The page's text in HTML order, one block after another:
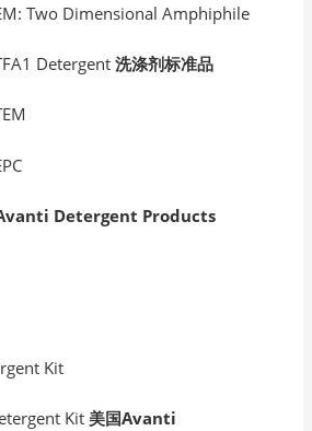
Two Dimensional Amphiphile
Detergent洗涤剂标准品
Detergent Products
Kit
Kit美国Avanti